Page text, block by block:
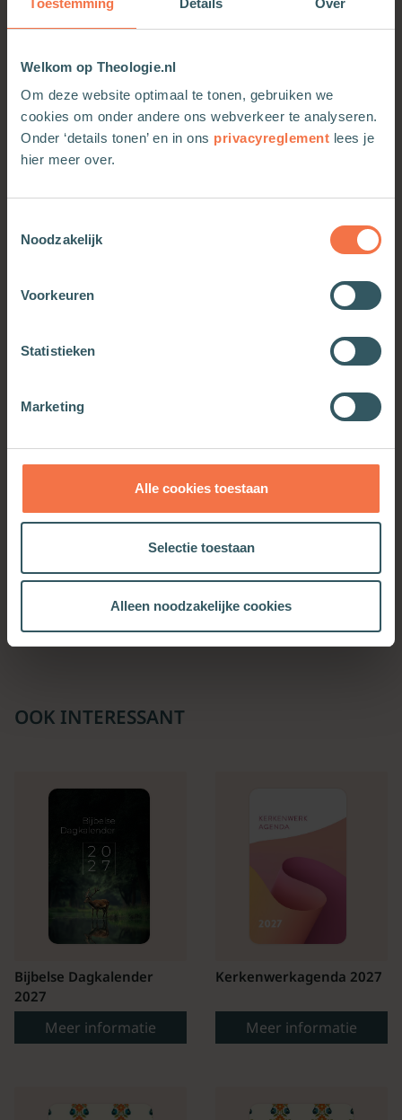
Welkom op Theologie.nl
Om deze website optimaal te tonen, gebruiken we
cookies om onder andere ons webverkeer te analyseren.
Onder ‘details tonen’ en in ons privacyreglement lees je
hier meer over.
Noodzakelijk
Voorkeuren
Statistieken
Marketing
Alle cookies toestaan
Selectie toestaan
Alleen noodzakelijke cookies
Zo leefde Jezus
Meer informatie Meer informatie
dieren
Meer informatie
OOK INTERESSANT
Bijbelse Dagkalender
2027
Meer informatie
Kerkenwerkagenda 2027
Meer informatie